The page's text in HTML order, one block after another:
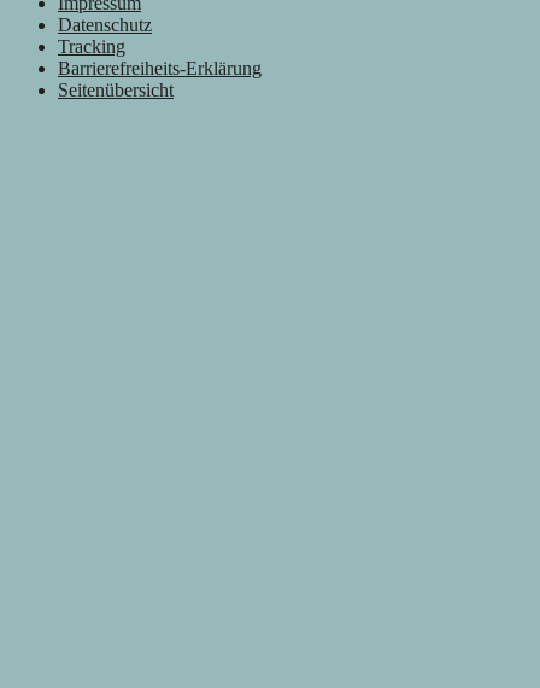
Datenschutz
Tracking
Barrierefreiheits-Erklärung
Seitenübersicht